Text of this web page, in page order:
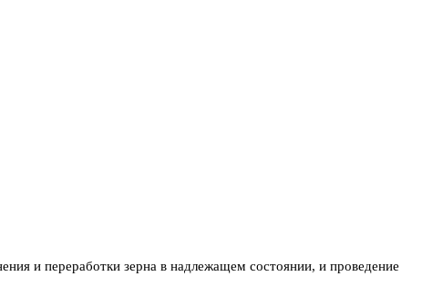
и переработки зерна в надлежащем состоянии, и проведение